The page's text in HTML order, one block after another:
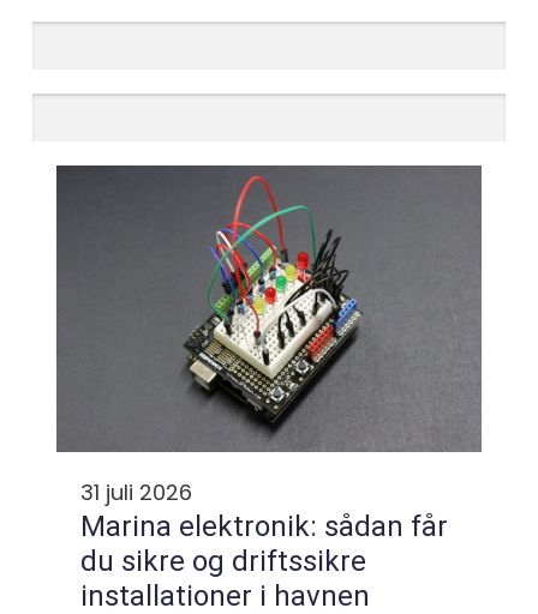
31 juli 2026
Marina elektronik: sådan får
du sikre og driftssikre
installationer i havnen